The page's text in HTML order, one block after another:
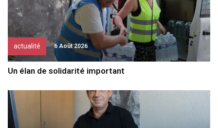
actualité 6 Août 2026
Un élan de solidarité important